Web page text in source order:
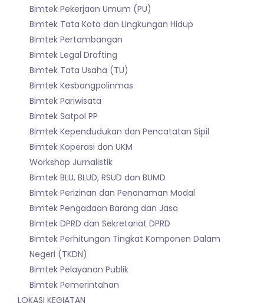
Bimtek Pekerjaan Umum (PU)
Bimtek Tata Kota dan Lingkungan Hidup
Bimtek Pertambangan
Bimtek Legal Drafting
Bimtek Tata Usaha (TU)
Bimtek Kesbangpolinmas
Bimtek Pariwisata
Bimtek Satpol PP
Bimtek Kependudukan dan Pencatatan Sipil
Bimtek Koperasi dan UKM
Workshop Jurnalistik
Bimtek BLU, BLUD, RSUD dan BUMD
Bimtek Perizinan dan Penanaman Modal
Bimtek Pengadaan Barang dan Jasa
Bimtek DPRD dan Sekretariat DPRD
Bimtek Perhitungan Tingkat Komponen Dalam
Negeri (TKDN)
Bimtek Pelayanan Publik
Bimtek Pemerintahan
LOKASI KEGIATAN